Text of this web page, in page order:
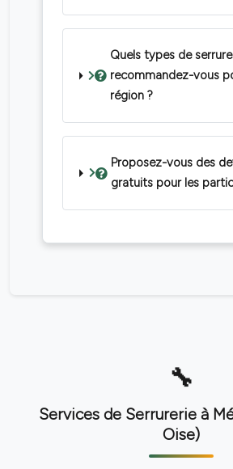
Quels types de
recommandez-vous
région ?
Proposez-vous des
gratuits pour les
Services de Serrurerie à
Oise)